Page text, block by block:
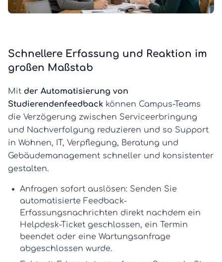
Schnellere Erfassung und Reaktion im
großen Maßstab
Mit der Automatisierung von
Studierendenfeedback können Campus-Teams
die Verzögerung zwischen Serviceerbringung
und Nachverfolgung reduzieren und so Support
in Wohnen, IT, Verpflegung, Beratung und
Gebäudemanagement schneller und konsistenter
gestalten.
Anfragen sofort auslösen: Senden Sie
automatisierte Feedback-
Erfassungsnachrichten direkt nachdem ein
Helpdesk-Ticket geschlossen, ein Termin
beendet oder eine Wartungsanfrage
abgeschlossen wurde.